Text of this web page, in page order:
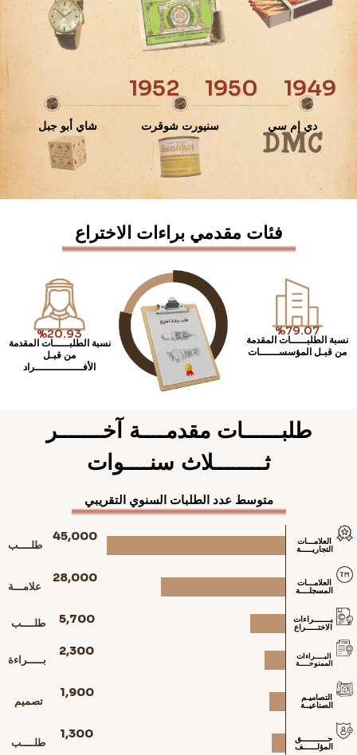
1949
1950
1952
دي إم سي سنيورت شوقرت شاي أبو جبل
فئات مقدمي براءات الاختراع
%79.07
نسبة الطلبـــــات المقدمة
من قبـل المؤسســــــات
%20.93
نسبة الطلبـــــات المقدمة
من قبـل
الأفـــــــــــــــراد
طلبــــــات مقدمــــة آخـــــــر
ثــــــــلاث سنــــوات
متوسط عدد الطلبات السنوي التقريبي
العلامـــات
التجاريـــــة
45,000
طلــــب
العلامـــات
المسجلــــة
28,000
علامـــة
بـــــــراءات
الاختـــــراع
5,700 طلــــب
البــــراءات
الممنوحــــة
2,300
بـــــراءة
التصاميـم
الصناعيــة
1,900
تصميم
حـــــــــــق
المؤلــــــف
1,300
طلــــب